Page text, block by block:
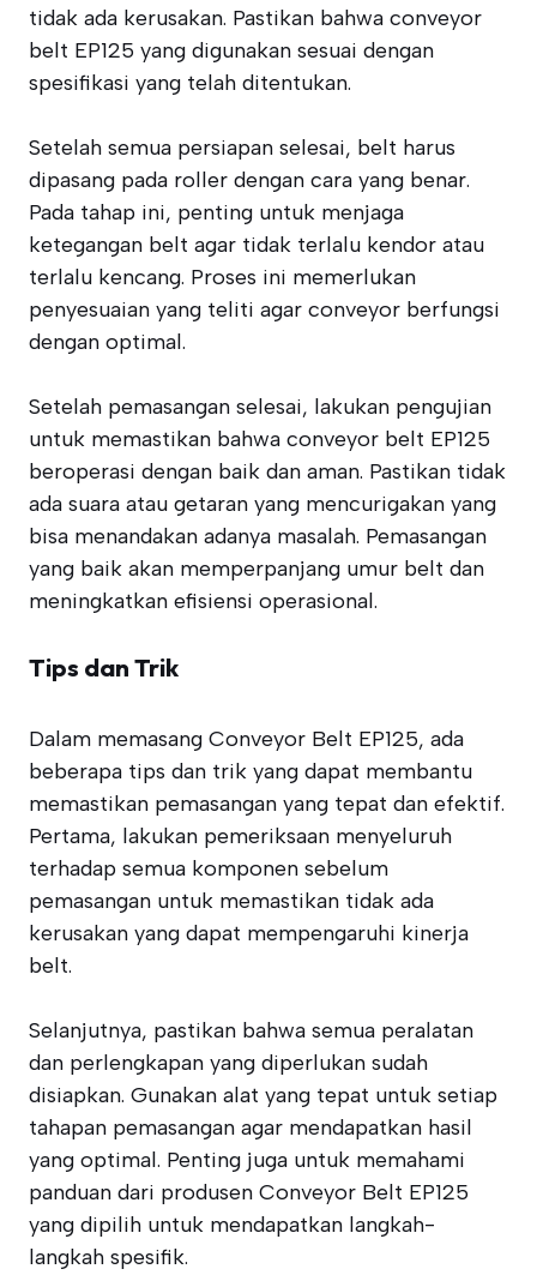
tidak ada kerusakan. Pastikan bahwa conveyor
belt EP125 yang digunakan sesuai dengan
spesifikasi yang telah ditentukan.
Setelah semua persiapan selesai, belt harus
dipasang pada roller dengan cara yang benar.
Pada tahap ini, penting untuk menjaga
ketegangan belt agar tidak terlalu kendor atau
terlalu kencang. Proses ini memerlukan
penyesuaian yang teliti agar conveyor berfungsi
dengan optimal.
Setelah pemasangan selesai, lakukan pengujian
untuk memastikan bahwa conveyor belt EP125
beroperasi dengan baik dan aman. Pastikan tidak
ada suara atau getaran yang mencurigakan yang
bisa menandakan adanya masalah. Pemasangan
yang baik akan memperpanjang umur belt dan
meningkatkan efisiensi operasional.
Tips dan Trik
Dalam memasang Conveyor Belt EP125, ada
beberapa tips dan trik yang dapat membantu
memastikan pemasangan yang tepat dan efektif.
Pertama, lakukan pemeriksaan menyeluruh
terhadap semua komponen sebelum
pemasangan untuk memastikan tidak ada
kerusakan yang dapat mempengaruhi kinerja
belt.
Selanjutnya, pastikan bahwa semua peralatan
dan perlengkapan yang diperlukan sudah
disiapkan. Gunakan alat yang tepat untuk setiap
tahapan pemasangan agar mendapatkan hasil
yang optimal. Penting juga untuk memahami
panduan dari produsen Conveyor Belt EP125
yang dipilih untuk mendapatkan langkah-
langkah spesifik.